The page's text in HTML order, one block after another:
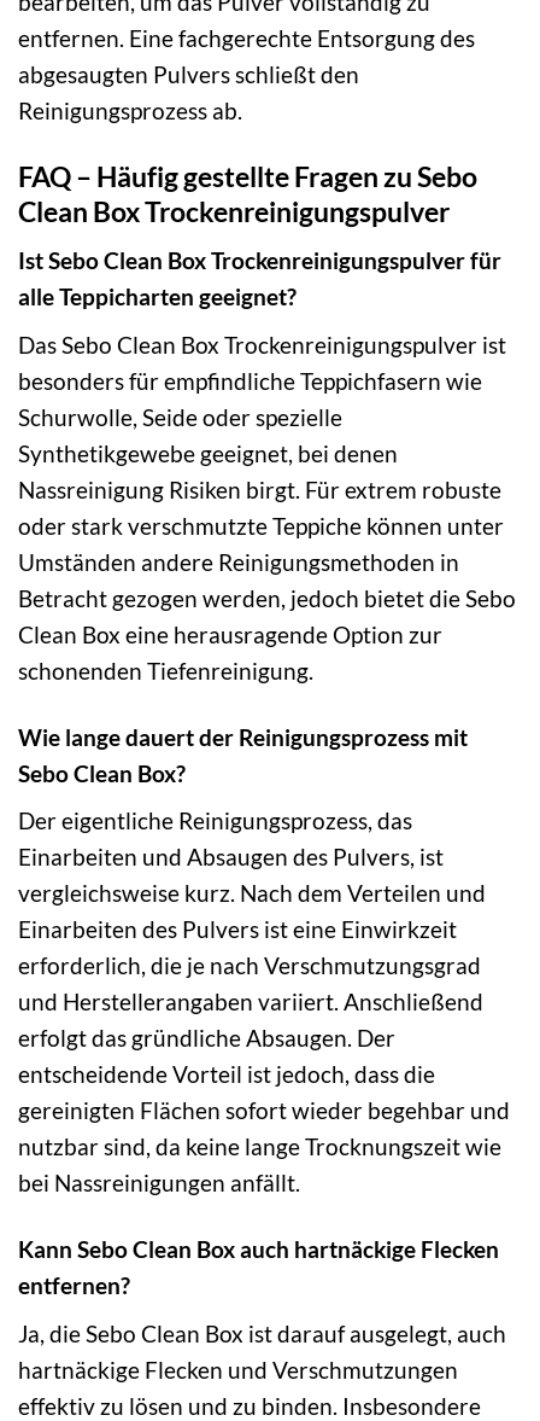
entfernen. Eine fachgerechte Entsorgung des
abgesaugten Pulvers schließt den
Reinigungsprozess ab.
FAQ – Häufig gestellte Fragen zu Sebo
Clean Box Trockenreinigungspulver
Ist Sebo Clean Box Trockenreinigungspulver für
alle Teppicharten geeignet?
Das Sebo Clean Box Trockenreinigungspulver ist
besonders für empfindliche Teppichfasern wie
Schurwolle, Seide oder spezielle
Synthetikgewebe geeignet, bei denen
Nassreinigung Risiken birgt. Für extrem robuste
oder stark verschmutzte Teppiche können unter
Umständen andere Reinigungsmethoden in
Betracht gezogen werden, jedoch bietet die Sebo
Clean Box eine herausragende Option zur
schonenden Tiefenreinigung.
Wie lange dauert der Reinigungsprozess mit
Sebo Clean Box?
Der eigentliche Reinigungsprozess, das
Einarbeiten und Absaugen des Pulvers, ist
vergleichsweise kurz. Nach dem Verteilen und
Einarbeiten des Pulvers ist eine Einwirkzeit
erforderlich, die je nach Verschmutzungsgrad
und Herstellerangaben variiert. Anschließend
erfolgt das gründliche Absaugen. Der
entscheidende Vorteil ist jedoch, dass die
gereinigten Flächen sofort wieder begehbar und
nutzbar sind, da keine lange Trocknungszeit wie
bei Nassreinigungen anfällt.
Kann Sebo Clean Box auch hartnäckige Flecken
entfernen?
Ja, die Sebo Clean Box ist darauf ausgelegt, auch
hartnäckige Flecken und Verschmutzungen
effektiv zu lösen und zu binden. Insbesondere